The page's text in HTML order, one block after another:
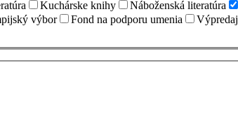
Kuchárske knihy Náboženská literatúra
výbor Fond na podporu umenia Výpredaj